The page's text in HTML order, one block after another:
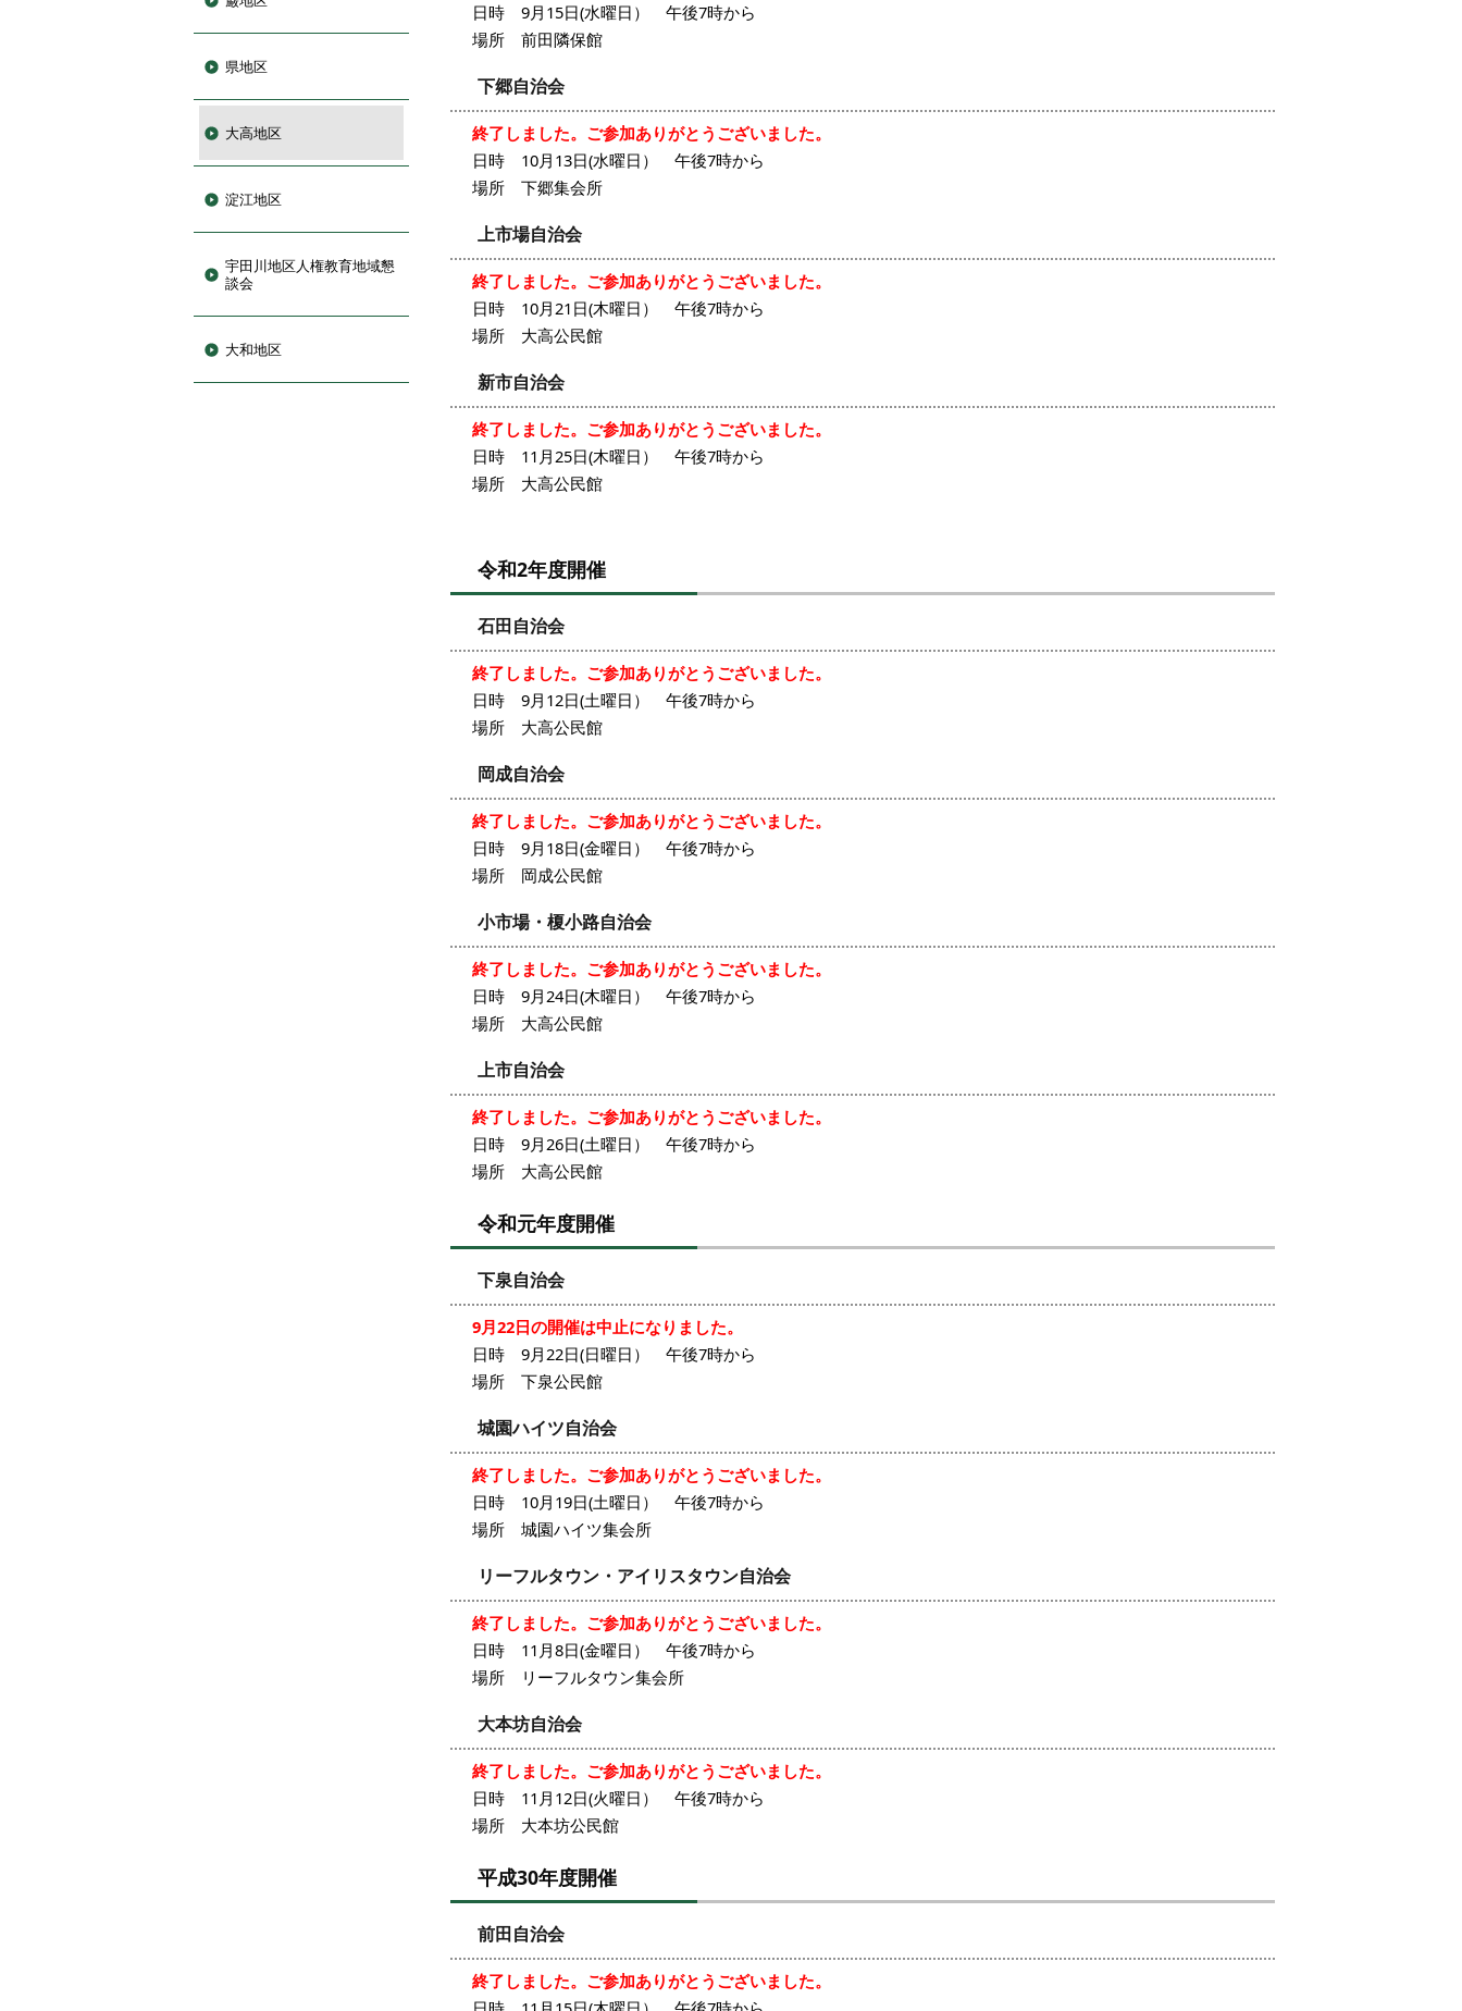
県地区
大高地区
淀江地区
宇田川地区人権教育地域懇
談会
大和地区
日時 9月15日(水曜日） 午後7時から
場所 前田隣保館
下郷自治会
終了しました。ご参加ありがとうございました。
日時 10月13日(水曜日） 午後7時から
場所 下郷集会所
上市場自治会
終了しました。ご参加ありがとうございました。
日時 10月21日(木曜日） 午後7時から
場所 大高公民館
新市自治会
終了しました。ご参加ありがとうございました。
日時 11月25日(木曜日） 午後7時から
場所 大高公民館
令和2年度開催
石田自治会
終了しました。ご参加ありがとうございました。
日時 9月12日(土曜日） 午後7時から
場所 大高公民館
岡成自治会
終了しました。ご参加ありがとうございました。
日時 9月18日(金曜日） 午後7時から
場所 岡成公民館
小市場・榎小路自治会
終了しました。ご参加ありがとうございました。
日時 9月24日(木曜日） 午後7時から
場所 大高公民館
上市自治会
終了しました。ご参加ありがとうございました。
日時 9月26日(土曜日） 午後7時から
場所 大高公民館
令和元年度開催
下泉自治会
9月22日の開催は中止になりました。
日時 9月22日(日曜日） 午後7時から
場所 下泉公民館
城園ハイツ自治会
終了しました。ご参加ありがとうございました。
日時 10月19日(土曜日） 午後7時から
場所 城園ハイツ集会所
リーフルタウン・アイリスタウン自治会
終了しました。ご参加ありがとうございました。
日時 11月8日(金曜日） 午後7時から
場所 リーフルタウン集会所
大本坊自治会
終了しました。ご参加ありがとうございました。
日時 11月12日(火曜日） 午後7時から
場所 大本坊公民館
平成30年度開催
前田自治会
終了しました。ご参加ありがとうございました。